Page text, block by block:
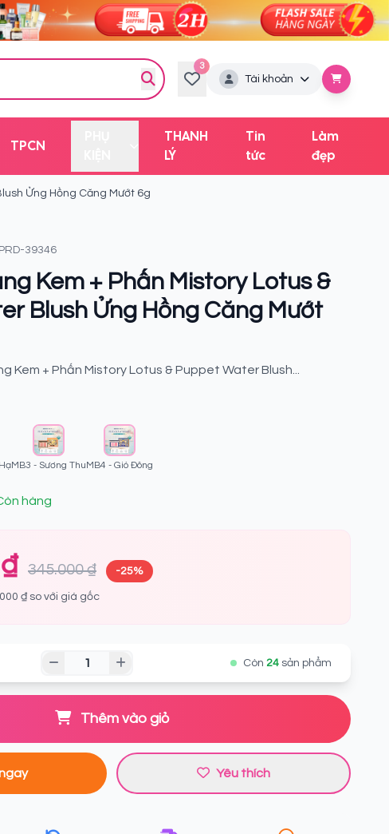
3
Tài khoản
TPCN
THANH
LÝ
Tin
tức
Làm
đẹp
Ửng Hồng Căng Mướt 6g
39346
Kem + Phấn Mistory Lotus &
Blush Ửng Hồng Căng Mướt
Kem + Phấn Mistory Lotus & Puppet Water Blush...
MB3 - Sương ThuMB4 - Gió Đông
hàng
345.000 ₫ -25%
₫ so với giá gốc
Còn 24 sản phẩm
Thêm vào giỏ
Yêu thích